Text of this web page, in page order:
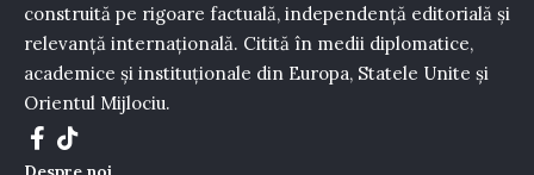
construită pe rigoare factuală, independență editorială și
relevanță internațională. Citită în medii diplomatice,
academice și instituționale din Europa, Statele Unite și
Orientul Mijlociu.